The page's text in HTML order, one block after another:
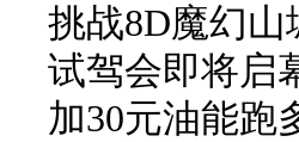
挑战8D魔幻山
试驾会即将启
加30元油能跑